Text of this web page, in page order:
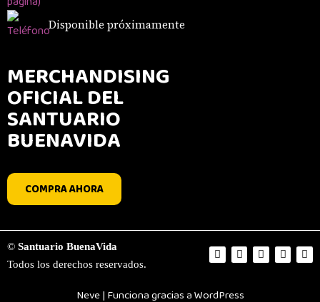
Disponible próximamente
MERCHANDISING
OFICIAL DEL
SANTUARIO
BUENAVIDA
COMPRA AHORA
© Santuario BuenaVida
Todos los derechos reservados.
Neve| Funciona gracias aWordPress